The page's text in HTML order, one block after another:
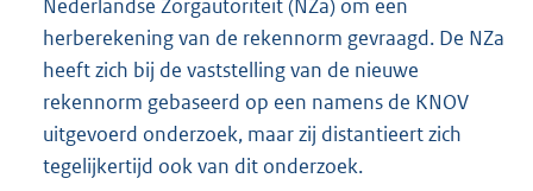
Nederlandse Zorgautoriteit (NZa) om een
herberekening van de rekennorm gevraagd. De NZa
heeft zich bij de vaststelling van de nieuwe
rekennorm gebaseerd op een namens de KNOV
uitgevoerd onderzoek, maar zij distantieert zich
tegelijkertijd ook van dit onderzoek.